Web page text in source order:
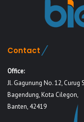
Contact
Office:
Jl. Gagunung No. 12, Curug
Bagendung, Kota Cilegon,
Banten, 42419